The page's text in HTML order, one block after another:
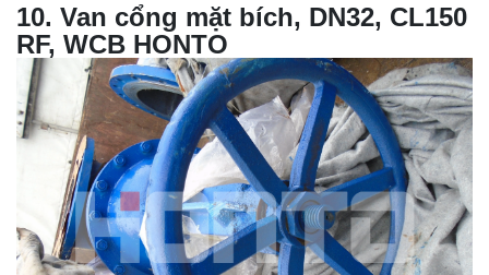
10. Van cổng mặt bích, DN32, CL150
RF, WCB HONTO